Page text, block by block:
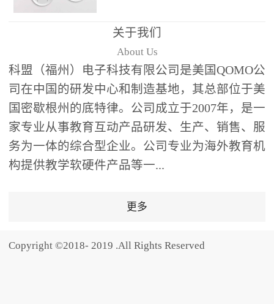
单选题、多选题、判断题
等基础题型，学生通过答
题器快速响应，系统实时
统计答题数据并生成可视
化图表，让教师瞬间掌握
学生知识掌握情况。主观
反馈：包含简答题、观点
阐述等开放式互动，鼓励
学生自由表达思考过程，
培养批判性思维与表达能
功能增加课堂趣味性，同
关于我们
About Us
科盟（福州）电子科技有限公司是美国QOMO公
司在中国的研发中心和制造基地，其总部位于美
国密歇根州的底特律。公司成立于2007年，是一
家专业从事教育互动产品研发、生产、销售、服
务为一体的综合型企业。公司专业为海外教育机
构提供教学软硬件产品等一...
更多
Copyright ©2018- 2019 .All Rights Reserved